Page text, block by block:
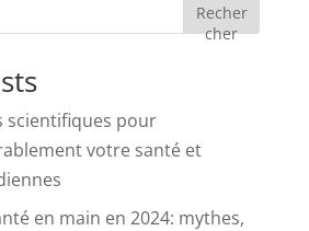
Recher
cher
scientifiques pour
votre santé et
en main en 2024: mythes,